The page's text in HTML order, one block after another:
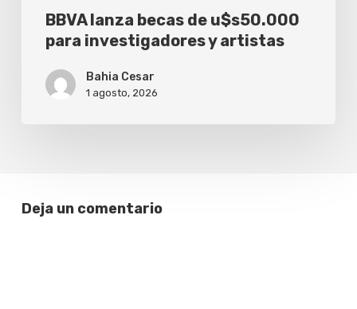
BBVA lanza becas de u$s50.000
para investigadores y artistas
Bahia Cesar
1 agosto, 2026
Deja un comentario